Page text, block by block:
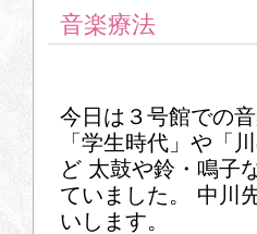
音楽療法
今日は３号館での
「学生時代」や「
ど 太鼓や鈴・鳴子
ていました。 中川
いします。